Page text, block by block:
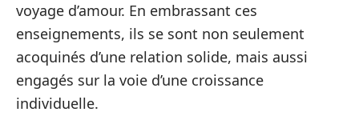
voyage d’amour. En embrassant ces
enseignements, ils se sont non seulement
acoquinés d’une relation solide, mais aussi
engagés sur la voie d’une croissance
individuelle.